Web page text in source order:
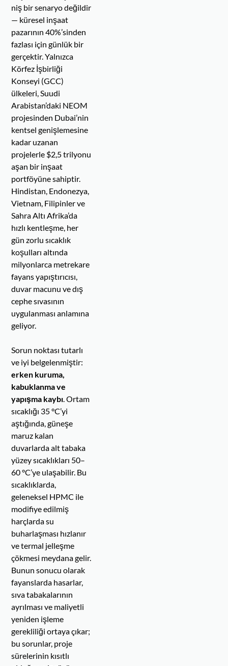
niş bir senaryo değildir
— küresel inşaat
pazarının 40%’sinden
fazlası için günlük bir
gerçektir. Yalnızca
Körfez İşbirliği
Konseyi (GCC)
ülkeleri, Suudi
Arabistan’daki NEOM
projesinden Dubai’nin
kentsel genişlemesine
kadar uzanan
projelerle $2,5 trilyonu
aşan bir inşaat
portföyüne sahiptir.
Hindistan, Endonezya,
Vietnam, Filipinler ve
Sahra Altı Afrika’da
hızlı kentleşme, her
gün zorlu sıcaklık
koşulları altında
milyonlarca metrekare
fayans yapıştırıcısı,
duvar macunu ve dış
cephe sıvasının
uygulanması anlamına
geliyor.
Sorun noktası tutarlı
ve iyi belgelenmiştir:
erken kuruma,
kabuklanma ve
yapışma kaybı. Ortam
sıcaklığı 35 °C’yi
aştığında, güneşe
maruz kalan
duvarlarda alt tabaka
yüzey sıcaklıkları 50–
60 °C’ye ulaşabilir. Bu
sıcaklıklarda,
geleneksel HPMC ile
modifiye edilmiş
harçlarda su
buharlaşması hızlanır
ve termal jelleşme
çökmesi meydana gelir.
Bunun sonucu olarak
fayanslarda hasarlar,
sıva tabakalarının
ayrılması ve maliyetli
yeniden işleme
gerekliliği ortaya çıkar;
bu sorunlar, proje
sürelerinin kısıtlı